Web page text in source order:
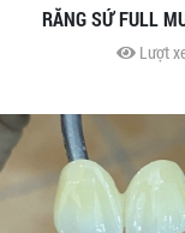
RĂNG SỨ FULL
Lượt